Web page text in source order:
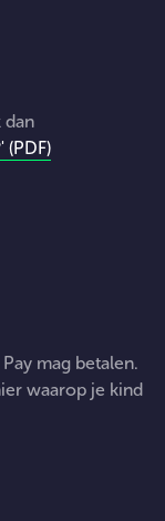
dan
(PDF)
mag betalen.
waarop je kind